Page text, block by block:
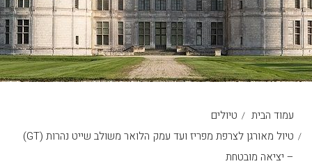
עמוד הבית
טיולים
טיול מאורגן לצרפת מפריז ועד עמק הלואר משולב שייט נהרות (GT)
– יציאה מובטחת